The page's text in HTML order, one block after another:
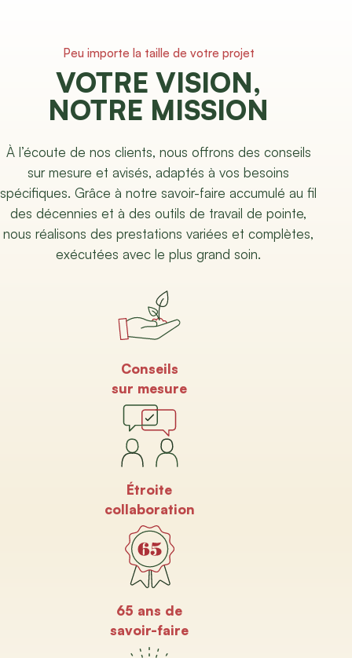
Peu importe la taille de votre projet
VOTRE VISION,
NOTRE MISSION
À l’écoute de nos clients, nous offrons des conseils
sur mesure et avisés, adaptés à vos besoins
spécifiques. Grâce à notre savoir-faire accumulé au fil
des décennies et à des outils de travail de pointe,
nous réalisons des prestations variées et complètes,
exécutées avec le plus grand soin.
Conseils
sur mesure
Étroite
collaboration
65 ans de
savoir-faire